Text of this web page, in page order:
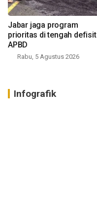
Jabar jaga program
prioritas di tengah defisit
APBD
Rabu, 5 Agustus 2026
Infografik